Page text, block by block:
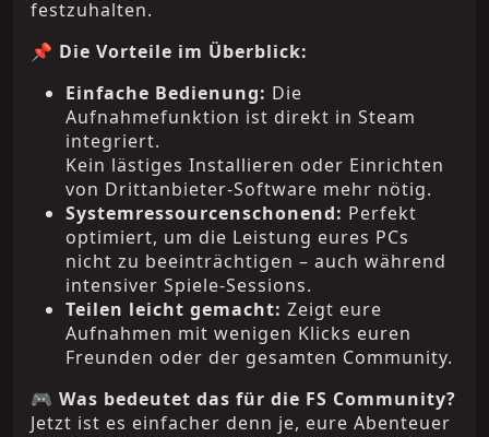
festzuhalten.
📌 Die Vorteile im Überblick:
Einfache Bedienung: Die
Aufnahmefunktion ist direkt in Steam
integriert.
Kein lästiges Installieren oder Einrichten
von Drittanbieter-Software mehr nötig.
Systemressourcenschonend: Perfekt
optimiert, um die Leistung eures PCs
nicht zu beeinträchtigen – auch während
intensiver Spiele-Sessions.
Teilen leicht gemacht: Zeigt eure
Aufnahmen mit wenigen Klicks euren
Freunden oder der gesamten Community.
🎮 Was bedeutet das für die FS Community?
Jetzt ist es einfacher denn je, eure Abenteuer